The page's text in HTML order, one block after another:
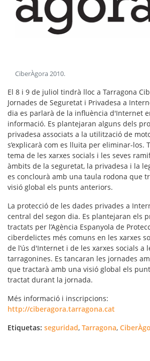
CiberÀgora 2010.
El 8 i 9 de juliol tindrà lloc a Tarragona
Jornades de Seguretat i Privadesa a
dia es parlarà de la influència d'Internet
informació. Es plantejaran alguns dels
privadesa associats a la utilització de
s’explicarà com es lluita per eliminar-los.
tema de les xarxes socials i les seves
àmbits de la seguretat, la privadesa i la
es conclourà amb una taula rodona que
visió global els punts anteriors.
La protecció de les dades privades a
central del segon dia. Es plantejaran els
tractats per l’Agència Espanyola de
ciberdelictes més comuns en les xarxes
de l’ús d'Internet i de les xarxes socials a
tarragonines. Es tancaran les jornades
que tractarà amb una visió global els
tractat durant la jornada.
Més informació i inscripcions:
http://ciberagora.tarragona.cat
Etiquetas: seguridad, Tarragona,